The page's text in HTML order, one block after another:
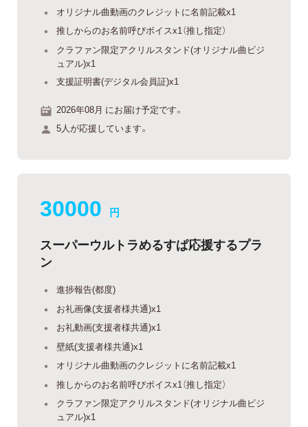
オリジナル曲動画のクレジットに名前記載x1
推しからのお名前呼びボイスx1（推し指定）
クラファン限定アクリルスタンド(オリジナル曲ビジ
ュアル)x1
支援証明書(デジタル会員証)x1
2026年08月 にお届け予定です。
5人が応援しています。
30000 円
スーパーウルトラめるすぱ応援するプラ
ン
進捗報告(都度)
お礼画像(支援者様共通)x1
お礼動画(支援者様共通)x1
壁紙(支援者様共通)x1
オリジナル曲動画のクレジットに名前記載x1
推しからのお名前呼びボイスx1（推し指定）
クラファン限定アクリルスタンド(オリジナル曲ビジ
ュアル)x1